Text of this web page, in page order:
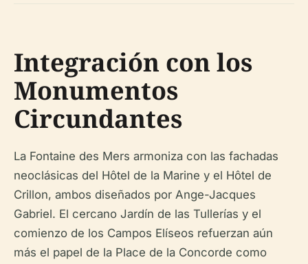
Integración con los
Monumentos
Circundantes
La Fontaine des Mers armoniza con las fachadas
neoclásicas del Hôtel de la Marine y el Hôtel de
Crillon, ambos diseñados por Ange-Jacques
Gabriel. El cercano Jardín de las Tullerías y el
comienzo de los Campos Elíseos refuerzan aún
más el papel de la Place de la Concorde como